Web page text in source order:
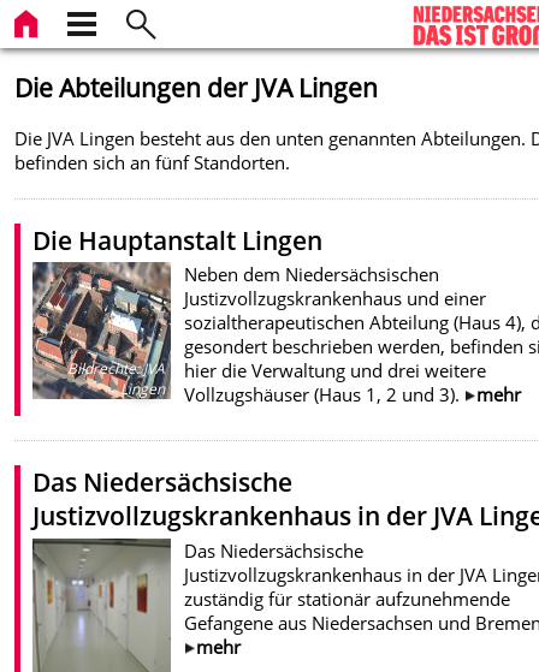
Die Abteilungen der JVA Lingen
Die JVA Lingen besteht aus den unten genannten Abteilungen.
befinden sich an fünf Standorten.
Die Hauptanstalt Lingen
Bildrechte:JVA
Lingen
Neben dem Niedersächsischen
Justizvollzugskrankenhaus und einer
sozialtherapeutischen Abteilung (Haus 4),
gesondert beschrieben werden, befinden
hier die Verwaltung und drei weitere
Vollzugshäuser (Haus 1, 2 und 3).
mehr
Das Niedersächsische
Justizvollzugskrankenhaus in der JVA
Das Niedersächsische
Justizvollzugskrankenhaus in der JVA
zuständig für stationär aufzunehmende
Gefangene aus Niedersachsen und
mehr